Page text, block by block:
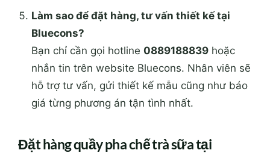
Làm sao để đặt hàng, tư vấn thiết kế tại
Bluecons?
Bạn chỉ cần gọi hotline0889188839 hoặc
nhắn tin trên website Bluecons. Nhân viên sẽ
hỗ trợ tư vấn, gửi thiết kế mẫu cũng như báo
giá từng phương án tận tình nhất.
Đặt hàng quầy pha chế trà sữa tại